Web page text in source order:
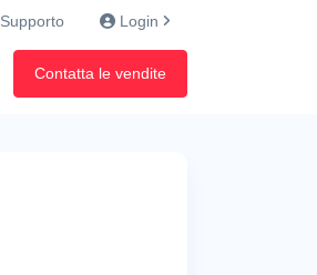
Supporto Login
Contatta le vendite